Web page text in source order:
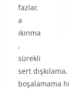
fazlac
a
ıkınma
,
sürekli
sert
boşalamama